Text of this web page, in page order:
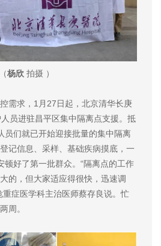
（杨欣 拍摄 ）
求，1月27日起，北京清华长庚
员进驻昌平区集中隔离点支援。抵
员们就已开始迎接批量的集中隔离
记信息、采样、基础疾病摸底，一
顿好了第一批群众。“隔离点的工作
的，但大家适应得很快，迅速调
重症医学科主治医师蔡存良说。忙
周。